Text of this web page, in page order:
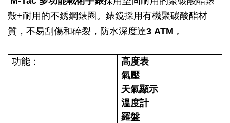
殼+耐用的不銹鋼錶圈。錶鏡採用有機聚碳酸酯材
質，不易刮傷和碎裂，防水深度達3 ATM 。
功能：
高度表
氣壓
天氣顯示
溫度計
羅盤